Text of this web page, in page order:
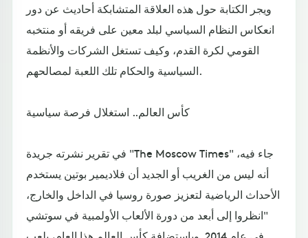
ويجر الكتابة حول هذه العلاقة المتشابكة أحاديث عن دور
انعكاس النظام السياسي لبلد معين على فريقه أو منتخبه
القومي لكرة القدم، وكيف تستغل الشركات والأنظمة
السياسية والحكام تلك اللعبة لمصالحهم.
كأس العالم.. استغلال فرصة سياسية
في تقرير نشرته جريدة "The Moscow Times" جاء فيه،
أنه ليس من الغريب أو الجديد أن فلاديمير بوتين يستخدم
الأحداث الرياضية لتعزيز صورة روسيا في الداخل والخارج،
"انظروا إلى أبعد من دورة الألعاب الأولمبية في سوتشي